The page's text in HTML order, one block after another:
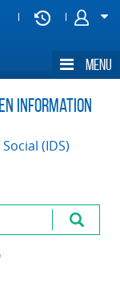
Information
(IDS)